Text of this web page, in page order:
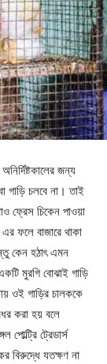
জন্য
গাড়ি চলবে না। তাই
ফ্রেস চিকেন পাওয়া
ফলে বাজারে থাকা
কেন হঠাৎ এমন
মুরগি বোঝাই গাড়ি
ওই গাড়ির চালককে
করা হয় বলে
পোল্ট্রি ট্রেডার্স
বিরুদ্ধে যতক্ষণ না